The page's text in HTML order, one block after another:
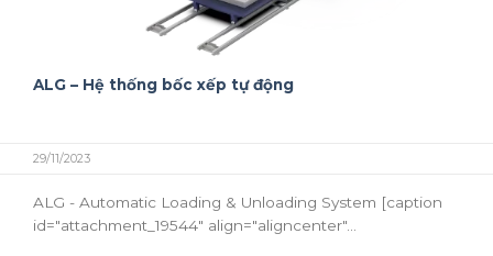
ALG – Hệ thống bốc xếp tự động
29/11/2023
ALG - Automatic Loading & Unloading System [caption
id="attachment_19544" align="aligncenter"...